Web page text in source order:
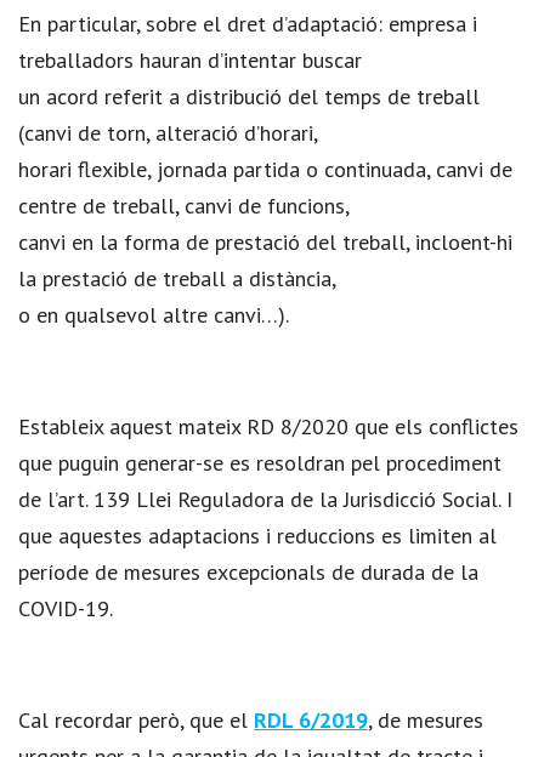
En particular, sobre el dret d’adaptació: empresa i
treballadors hauran d’intentar buscar
un acord referit a distribució del temps de treball
(canvi de torn, alteració d’horari,
horari flexible, jornada partida o continuada, canvi de
centre de treball, canvi de funcions,
canvi en la forma de prestació del treball, incloent-hi
la prestació de treball a distància,
o en qualsevol altre canvi…).
Estableix aquest mateix RD 8/2020 que els conflictes
que puguin generar-se es resoldran pel procediment
de l’art. 139 Llei Reguladora de la Jurisdicció Social. I
que aquestes adaptacions i reduccions es limiten al
període de mesures excepcionals de durada de la
COVID-19.
Cal recordar però, que el RDL 6/2019, de mesures